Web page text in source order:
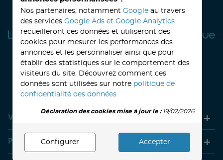
32, avenue Haussmann33390 BLAYE
Lundi14h-18hMardi à vendredi8h30-12h00 - 14h-18h
Le Samedi9h30 - 12h30
Votre compte
Produits
Nos partenaires, notamment Google au travers
des services Google Ads et Google Analytics
recueilleront ces données et utiliseront des
cookies pour mesurer les performances des
annonces et les personnaliser ainsi que pour
établir des statistiques sur le comportement des
visiteurs du site. Découvrez comment ces
données sont utilisées sur notre politique de
confidentialité des données
Déclaration des cookies mise à jour le :19/02/2026
Configurer Accepter